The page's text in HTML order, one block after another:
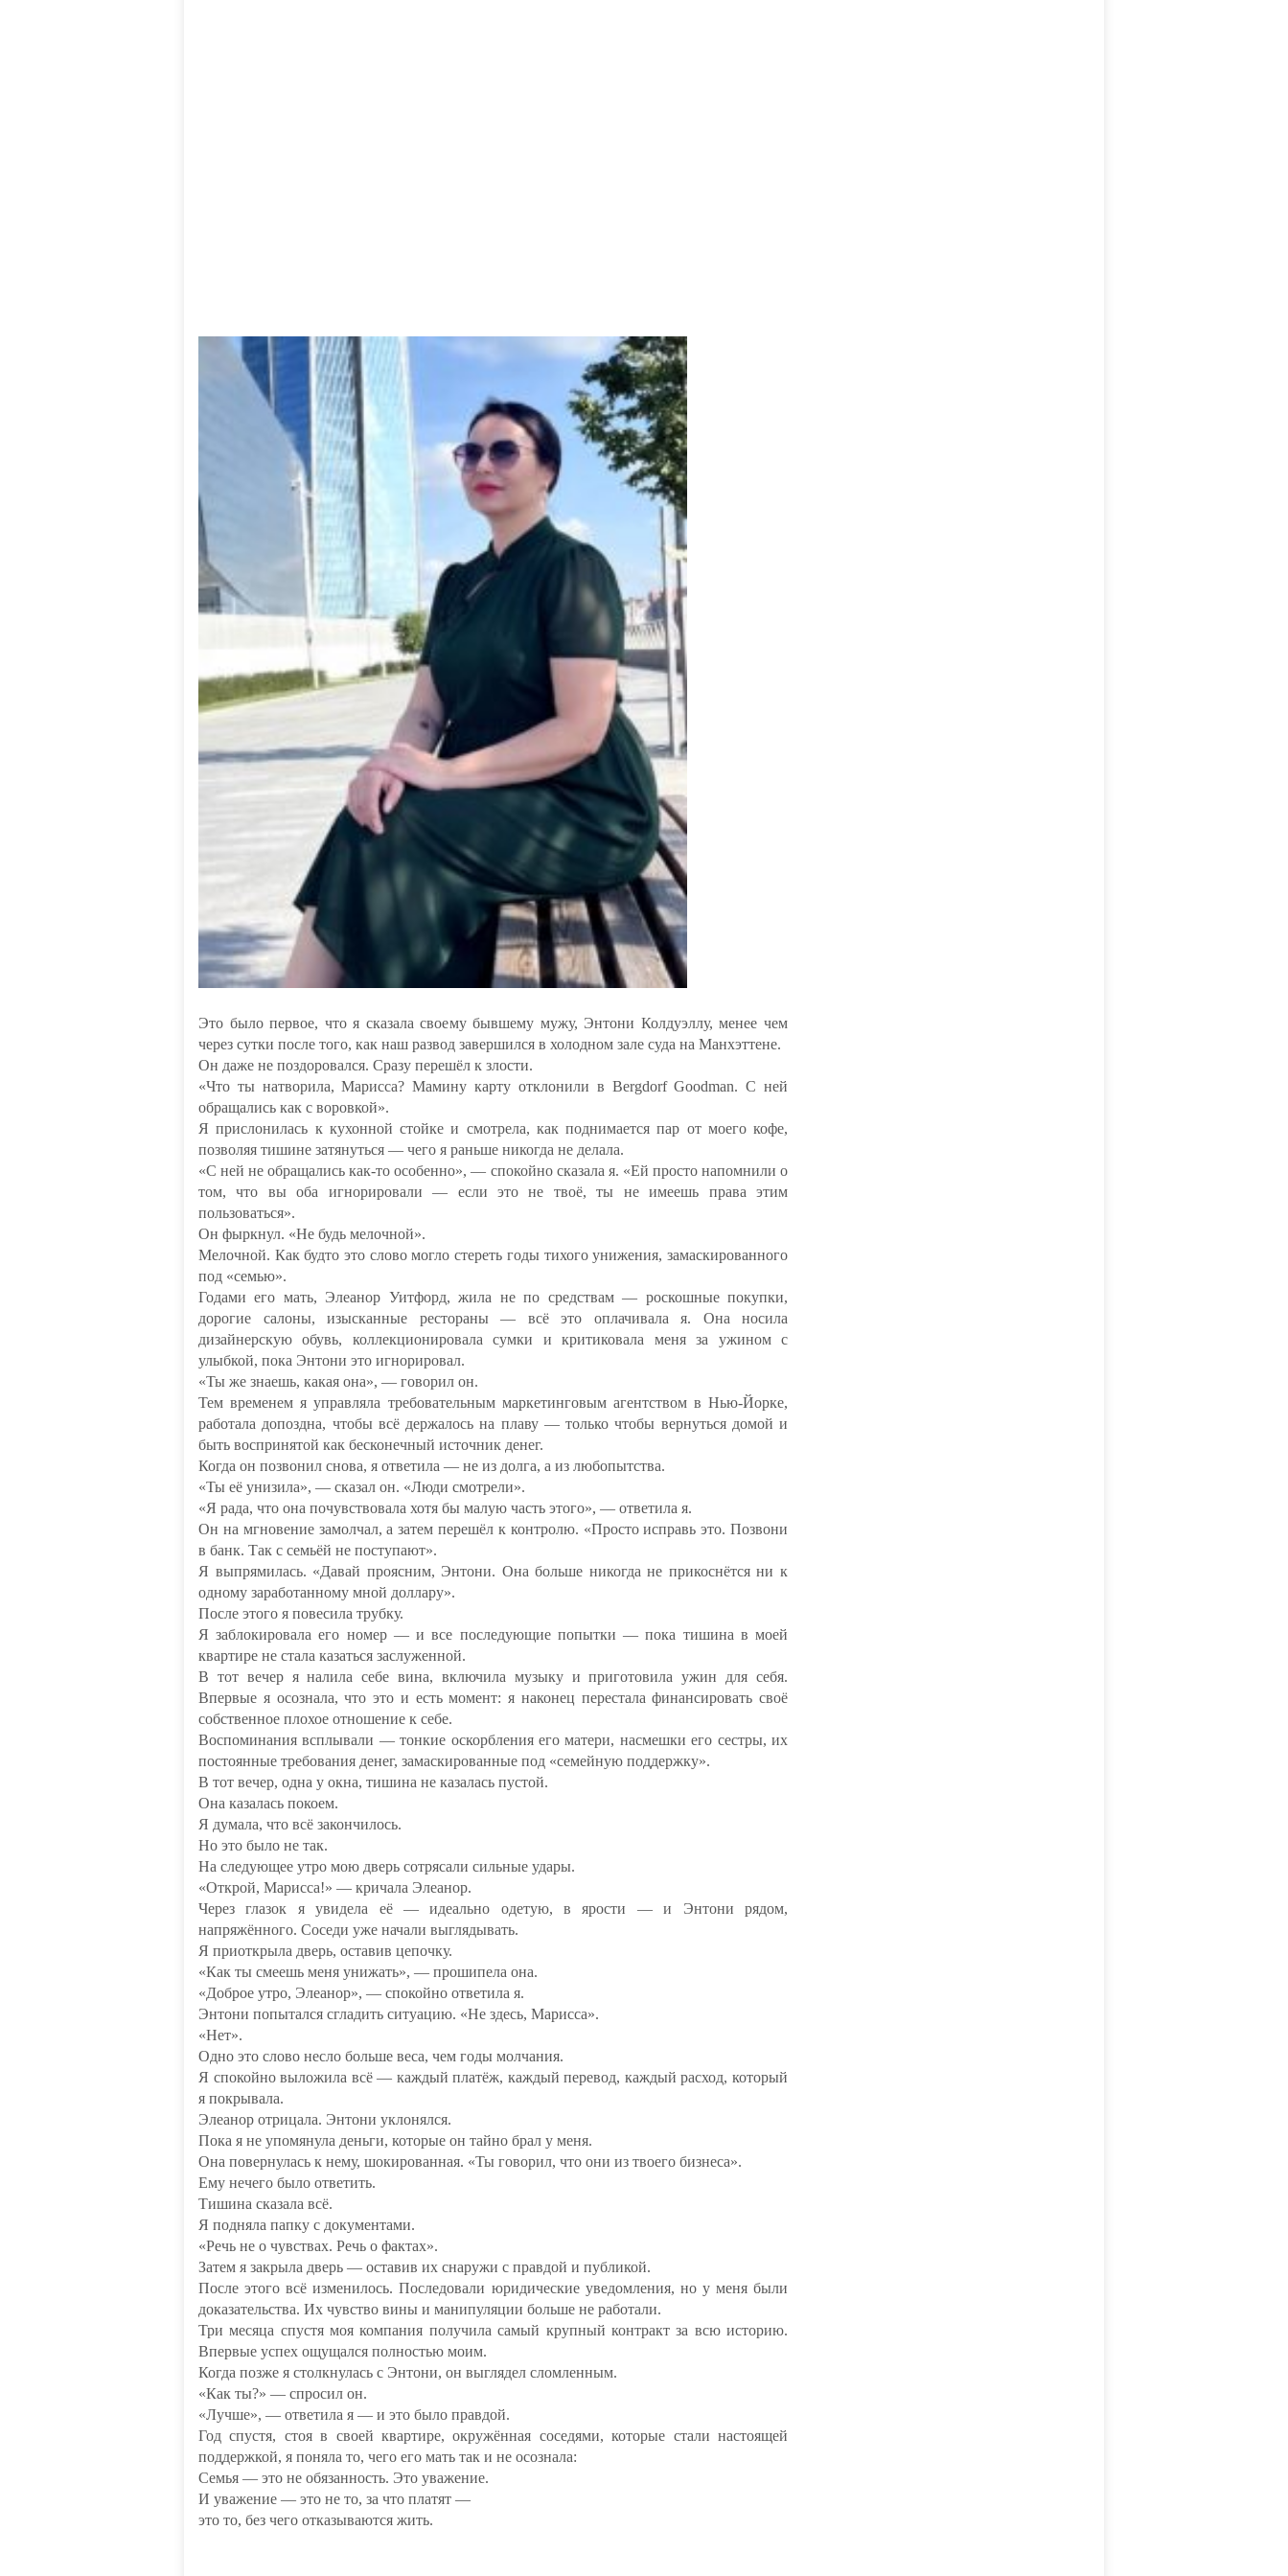
Это было первое, что я сказала своему бывшему мужу, Энтони Колдуэллу, менее чем
через сутки после того, как наш развод завершился в холодном зале суда на Манхэттене.
Он даже не поздоровался. Сразу перешёл к злости.
«Что ты натворила, Марисса? Мамину карту отклонили в Bergdorf Goodman. С ней
обращались как с воровкой».
Я прислонилась к кухонной стойке и смотрела, как поднимается пар от моего кофе,
позволяя тишине затянуться — чего я раньше никогда не делала.
«С ней не обращались как-то особенно», — спокойно сказала я. «Ей просто напомнили о
том, что вы оба игнорировали — если это не твоё, ты не имеешь права этим
пользоваться».
Он фыркнул. «Не будь мелочной».
Мелочной. Как будто это слово могло стереть годы тихого унижения, замаскированного
под «семью».
Годами его мать, Элеанор Уитфорд, жила не по средствам — роскошные покупки,
дорогие салоны, изысканные рестораны — всё это оплачивала я. Она носила
дизайнерскую обувь, коллекционировала сумки и критиковала меня за ужином с
улыбкой, пока Энтони это игнорировал.
«Ты же знаешь, какая она», — говорил он.
Тем временем я управляла требовательным маркетинговым агентством в Нью-Йорке,
работала допоздна, чтобы всё держалось на плаву — только чтобы вернуться домой и
быть воспринятой как бесконечный источник денег.
Когда он позвонил снова, я ответила — не из долга, а из любопытства.
«Ты её унизила», — сказал он. «Люди смотрели».
«Я рада, что она почувствовала хотя бы малую часть этого», — ответила я.
Он на мгновение замолчал, а затем перешёл к контролю. «Просто исправь это. Позвони
в банк. Так с семьёй не поступают».
Я выпрямилась. «Давай проясним, Энтони. Она больше никогда не прикоснётся ни к
одному заработанному мной доллару».
После этого я повесила трубку.
Я заблокировала его номер — и все последующие попытки — пока тишина в моей
квартире не стала казаться заслуженной.
В тот вечер я налила себе вина, включила музыку и приготовила ужин для себя.
Впервые я осознала, что это и есть момент: я наконец перестала финансировать своё
собственное плохое отношение к себе.
Воспоминания всплывали — тонкие оскорбления его матери, насмешки его сестры, их
постоянные требования денег, замаскированные под «семейную поддержку».
В тот вечер, одна у окна, тишина не казалась пустой.
Она казалась покоем.
Я думала, что всё закончилось.
Но это было не так.
На следующее утро мою дверь сотрясали сильные удары.
«Открой, Марисса!» — кричала Элеанор.
Через глазок я увидела её — идеально одетую, в ярости — и Энтони рядом,
напряжённого. Соседи уже начали выглядывать.
Я приоткрыла дверь, оставив цепочку.
«Как ты смеешь меня унижать», — прошипела она.
«Доброе утро, Элеанор», — спокойно ответила я.
Энтони попытался сгладить ситуацию. «Не здесь, Марисса».
«Нет».
Одно это слово несло больше веса, чем годы молчания.
Я спокойно выложила всё — каждый платёж, каждый перевод, каждый расход, который
я покрывала.
Элеанор отрицала. Энтони уклонялся.
Пока я не упомянула деньги, которые он тайно брал у меня.
Она повернулась к нему, шокированная. «Ты говорил, что они из твоего бизнеса».
Ему нечего было ответить.
Тишина сказала всё.
Я подняла папку с документами.
«Речь не о чувствах. Речь о фактах».
Затем я закрыла дверь — оставив их снаружи с правдой и публикой.
После этого всё изменилось. Последовали юридические уведомления, но у меня были
доказательства. Их чувство вины и манипуляции больше не работали.
Три месяца спустя моя компания получила самый крупный контракт за всю историю.
Впервые успех ощущался полностью моим.
Когда позже я столкнулась с Энтони, он выглядел сломленным.
«Как ты?» — спросил он.
«Лучше», — ответила я — и это было правдой.
Год спустя, стоя в своей квартире, окружённая соседями, которые стали настоящей
поддержкой, я поняла то, чего его мать так и не осознала:
Семья — это не обязанность. Это уважение.
И уважение — это не то, за что платят —
это то, без чего отказываются жить.